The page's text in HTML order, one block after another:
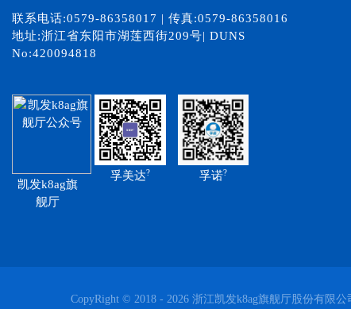
联系电话:0579-86358017 | 传真:0579-86358016
地址:浙江省东阳市湖莲西街209号| DUNS
No:420094818
凯发k8ag旗
舰厅
孚美达? 孚诺?
CopyRight © 2018 - 2026 浙江凯发k8ag旗舰厅股份有限公